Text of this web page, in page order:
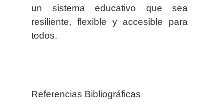
un sistema educativo que sea
resiliente, flexible y accesible para
todos.
Referencias Bibliográficas